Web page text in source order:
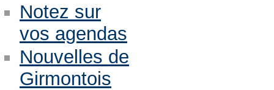
Notez sur
vos agendas
Nouvelles de
Girmontois